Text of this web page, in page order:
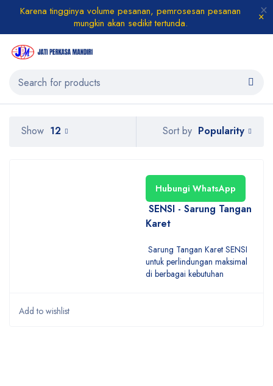
Karena tingginya volume pesanan, pemrosesan pesanan
mungkin akan sedikit tertunda.
Sort by Popularity
Show 12
Hubungi WhatsApp
SENSI - Sarung Tangan
Karet
Sarung Tangan Karet SENSI
untuk perlindungan maksimal
di berbagai kebutuhan